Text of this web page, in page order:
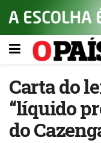
Carta do
“líquido
do